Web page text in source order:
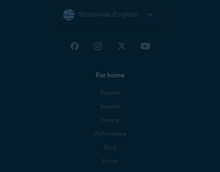
Worldwide (English)
For home
Support
Security
Privacy
Performance
Blog
Forum